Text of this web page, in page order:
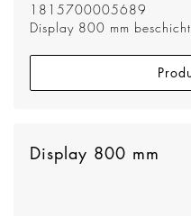
1815700005689
Display 800 mm
Display 800 mm